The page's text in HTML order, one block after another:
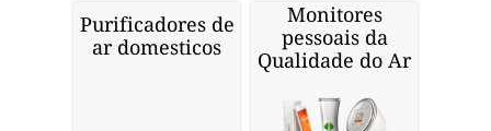
Purificadores de
ar domesticos
Monitores
pessoais da
Qualidade do Ar